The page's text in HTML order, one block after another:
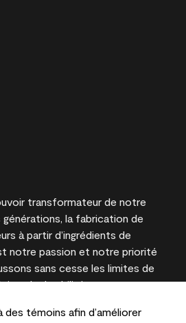
témoins afin d’améliorer
transformateur de notre
la fabrication de
à partir d’ingrédients de
notre passion et notre priorité
sans cesse les limites de
la durabilité pour